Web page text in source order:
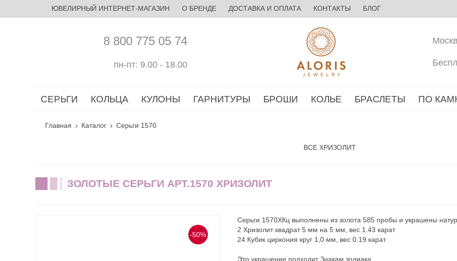
ЮВЕЛИРНЫЙ ИНТЕРНЕТ-МАГАЗИН О БРЕНДЕ ДОСТАВКА И ОПЛАТА КОНТАКТЫ БЛОГ
8 800 775 05 74
пн-пт: 9.00 - 18.00
СЕРЬГИ КОЛЬЦА КУЛОНЫ ГАРНИТУРЫ БРОШИ КОЛЬЕ БРАСЛЕТЫ ПО
Главная Каталог Серьги 1570
ВСЕ ХРИЗОЛИТ
ЗОЛОТЫЕ СЕРЬГИ АРТ.1570 ХРИЗОЛИТ
-50%
Серьги 1570ХКц выполнены из золота 585 пробы и украшены
2 Хризолит квадрат 5 мм на 5 мм, вес 1.43 карат
24 Кубик циркония круг 1,0 мм, вес 0.19 карат
Это украшение подходит Знакам зодиака